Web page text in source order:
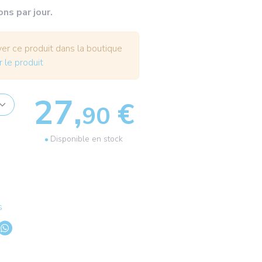
par jour.
ce produit dans la boutique
le produit
27,90 €
Disponible en stock